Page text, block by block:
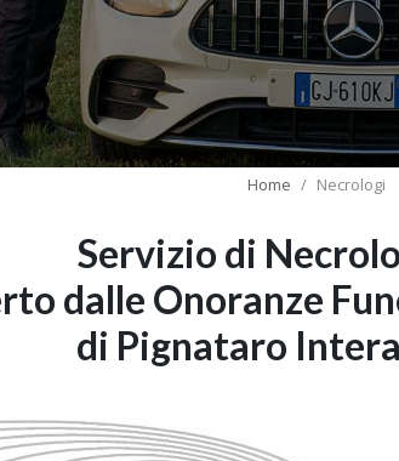
Home Necrologi
Servizio di
dalle Onoranze
di Pignataro